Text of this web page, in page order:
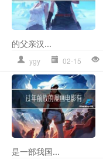
的父亲汉...
ygy 02-15
是一部我国...